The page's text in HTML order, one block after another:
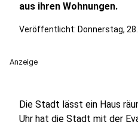
aus ihren Wohnungen.
Veröffentlicht: Donnerstag,
Anzeige
Die Stadt lässt ein Haus
Uhr hat die Stadt mit der